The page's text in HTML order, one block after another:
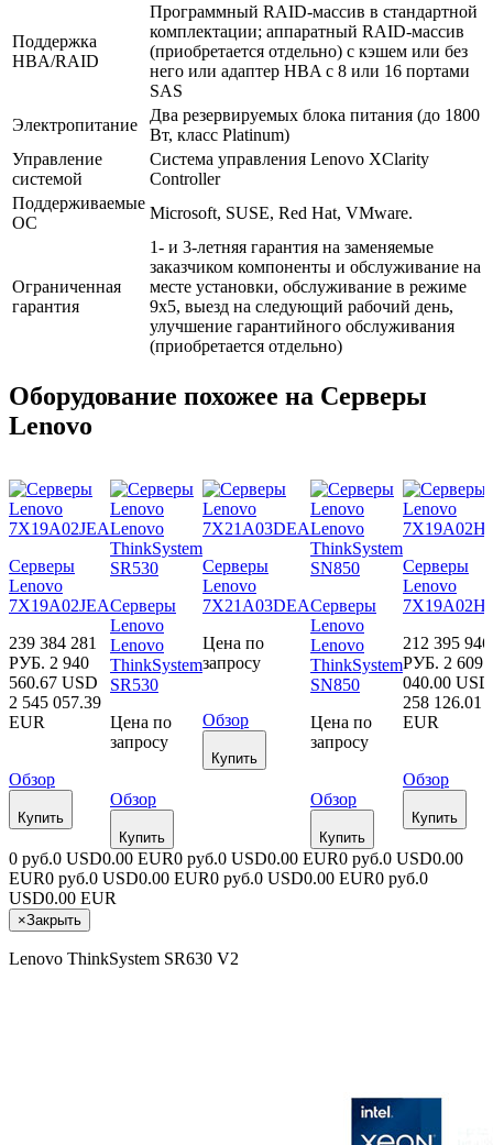
Поддержка
HBA/RAID
Программный RAID-массив в стандартной
комплектации; аппаратный RAID-массив
(приобретается отдельно) с кэшем или без
него или адаптер HBA с 8 или 16 портами
SAS
Электропитание
Два резервируемых блока питания (до 1800
Вт, класс Platinum)
Управление
системой
Система управления Lenovo XClarity
Controller
Поддерживаемые
ОС
Microsoft, SUSE, Red Hat, VMware.
Ограниченная
гарантия
1- и 3-летняя гарантия на заменяемые
заказчиком компоненты и обслуживание на
месте установки, обслуживание в режиме
9x5, выезд на следующий рабочий день,
улучшение гарантийного обслуживания
(приобретается отдельно)
Оборудование похожее на Серверы
Lenovo
Серверы
Lenovo
7X19A02JEA
239 384 281
РУБ. 2 940
560.67 USD
2 545 057.39
EUR
Обзор
Купить
Серверы
Lenovo
Lenovo
ThinkSystem
SR530
Цена по
запросу
Обзор
Купить
Серверы
Lenovo
7X21A03DEA
Цена по
запросу
Обзор
Купить
Серверы
Lenovo
Lenovo
ThinkSystem
SN850
Цена по
запросу
Обзор
Купить
Серверы
Lenovo
212 395 946
РУБ. 2 609
040.00 USD
258 126.01
EUR
Обзор
Купить
0 руб.0 USD0.00 EUR0 руб.0 USD0.00 EUR0 руб.0 USD0.00
EUR0 руб.0 USD0.00 EUR0 руб.0 USD0.00 EUR0 руб.0
USD0.00 EUR
×Закрыть
Lenovo ThinkSystem SR630 V2